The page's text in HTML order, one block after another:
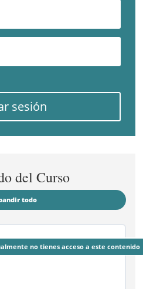
sesión
del Curso
todo
Módulos
no tienes acceso a este contenido